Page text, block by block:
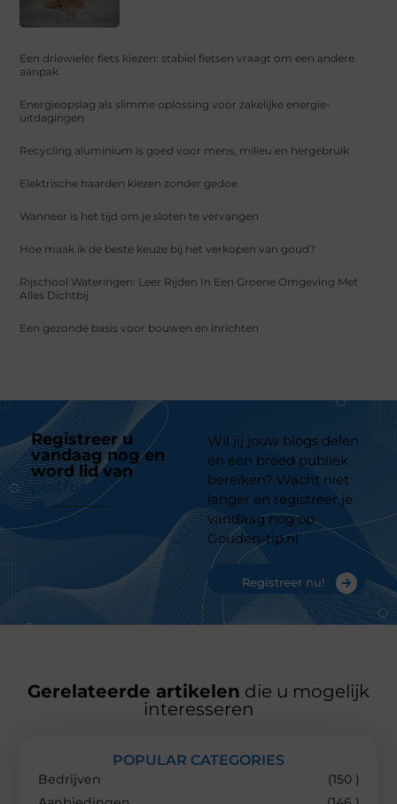
Een driewieler fiets kiezen: stabiel fietsen vraagt om een andere
aanpak
Energieopslag als slimme oplossing voor zakelijke energie-
uitdagingen
Recycling aluminium is goed voor mens, milieu en hergebruik
Elektrische haarden kiezen zonder gedoe
Wanneer is het tijd om je sloten te vervangen
Hoe maak ik de beste keuze bij het verkopen van goud?
Rijschool Wateringen: Leer Rijden In Een Groene Omgeving Met
Alles Dichtbij
Een gezonde basis voor bouwen en inrichten
Registreer u
vandaag nog en
word lid van
platform
Wil jij jouw blogs delen
en een breed publiek
bereiken? Wacht niet
langer en registreer je
vandaag nog op
Gouden-tip.nl
Registreer nu!
Gerelateerde artikelen die u mogelijk
interesseren
POPULAR CATEGORIES
Bedrijven
(150 )